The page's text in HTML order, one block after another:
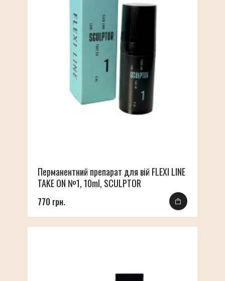
Перманентний препарат для вій FLEXI LINE
TAKE ON №1, 10ml, SCULPTOR
770 грн.